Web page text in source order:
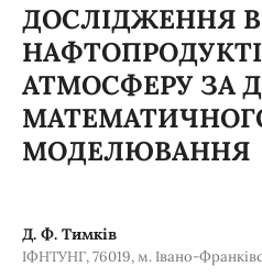
ДОСЛІДЖЕННЯ
АТМОСФЕРУ ЗА
МОДЕЛЮВАННЯ
Д. Ф. Тимків
ІФНТУНГ, 76019, м. Івано-